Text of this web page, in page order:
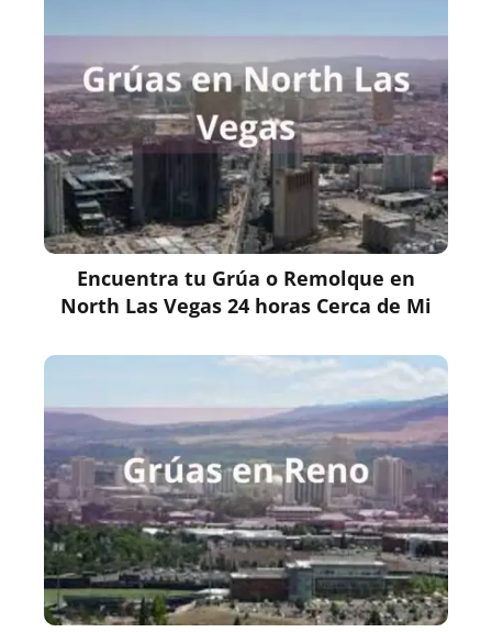
Encuentra tu Grúa o Remolque en
North Las Vegas 24 horas Cerca de Mi